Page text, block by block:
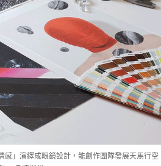
感」演繹成眼鏡設計，能創作團隊發展天馬行空